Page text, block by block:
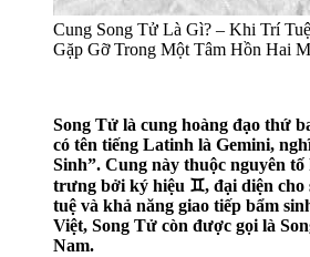
Cung Song Tử Là Gì? – Khi Trí
Gặp Gỡ Trong Một Tâm Hồn Hai
Song Tử là cung hoàng đạo thứ
có tên tiếng Latinh là Gemini,
Sinh”. Cung này thuộc nguyên
trưng bởi ký hiệu ♊︎, đại diện
tuệ và khả năng giao tiếp bẩm
Việt, Song Tử còn được gọi là
Nam.